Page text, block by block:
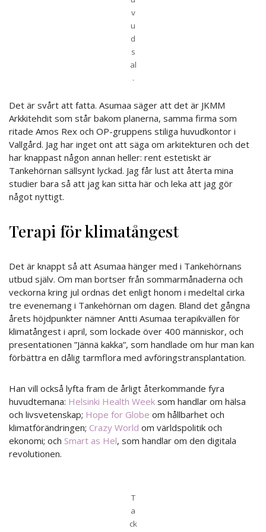
v
u
d
s
al
.
Det är svårt att fatta. Asumaa säger att det är JKMM
Arkkitehdit som står bakom planerna, samma firma som
ritade Amos Rex och OP-gruppens stiliga huvudkontor i
Vallgård. Jag har inget ont att säga om arkitekturen och det
har knappast någon annan heller: rent estetiskt är
Tankehörnan sällsynt lyckad. Jag får lust att återta mina
studier bara så att jag kan sitta här och leka att jag gör
något nyttigt.
Terapi för klimatångest
Det är knappt så att Asumaa hänger med i Tankehörnans
utbud själv. Om man bortser från sommarmånaderna och
veckorna kring jul ordnas det enligt honom i medeltal cirka
tre evenemang i Tankehörnan om dagen. Bland det gångna
årets höjdpunkter nämner Antti Asumaa terapikvällen för
klimatångest i april, som lockade över 400 människor, och
presentationen ”Jännä kakka”, som handlade om hur man kan
förbättra en dålig tarmflora med avföringstransplantation.
Han vill också lyfta fram de årligt återkommande fyra
huvudtemana: Helsinki Health Week som handlar om hälsa
och livsvetenskap; Hope for Globe om hållbarhet och
klimatförändringen; Crazy World om världspolitik och
ekonomi; och Smart as Hel, som handlar om den digitala
revolutionen.
T
a
ck